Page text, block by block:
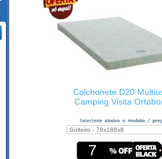
Colchonete D20
Camping Visita
7